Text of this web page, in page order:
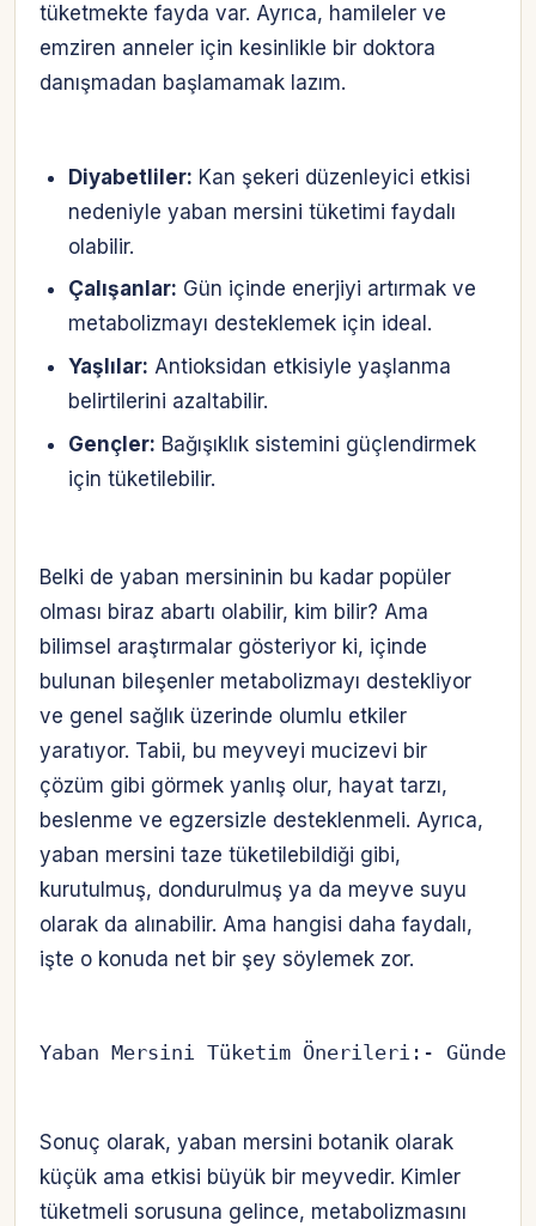
tüketmekte fayda var. Ayrıca, hamileler ve
emziren anneler için kesinlikle bir doktora
danışmadan başlamamak lazım.
Diyabetliler: Kan şekeri düzenleyici etkisi
nedeniyle yaban mersini tüketimi faydalı
olabilir.
Çalışanlar: Gün içinde enerjiyi artırmak ve
metabolizmayı desteklemek için ideal.
Yaşlılar: Antioksidan etkisiyle yaşlanma
belirtilerini azaltabilir.
Gençler: Bağışıklık sistemini güçlendirmek
için tüketilebilir.
Belki de yaban mersininin bu kadar popüler
olması biraz abartı olabilir, kim bilir? Ama
bilimsel araştırmalar gösteriyor ki, içinde
bulunan bileşenler metabolizmayı destekliyor
ve genel sağlık üzerinde olumlu etkiler
yaratıyor. Tabii, bu meyveyi mucizevi bir
çözüm gibi görmek yanlış olur, hayat tarzı,
beslenme ve egzersizle desteklenmeli. Ayrıca,
yaban mersini taze tüketilebildiği gibi,
kurutulmuş, dondurulmuş ya da meyve suyu
olarak da alınabilir. Ama hangisi daha faydalı,
işte o konuda net bir şey söylemek zor.
Yaban Mersini Tüketim Önerileri:-
Sonuç olarak, yaban mersini botanik olarak
küçük ama etkisi büyük bir meyvedir. Kimler
tüketmeli sorusuna gelince, metabolizmasını